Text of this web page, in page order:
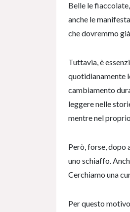
Belle le
anche le
che dovremmo
Tuttavia, è
quotidianamente
cambiamento
leggere nelle
mentre nel
Però, forse, dopo
uno schiaffo.
Cerchiamo una
Per questo